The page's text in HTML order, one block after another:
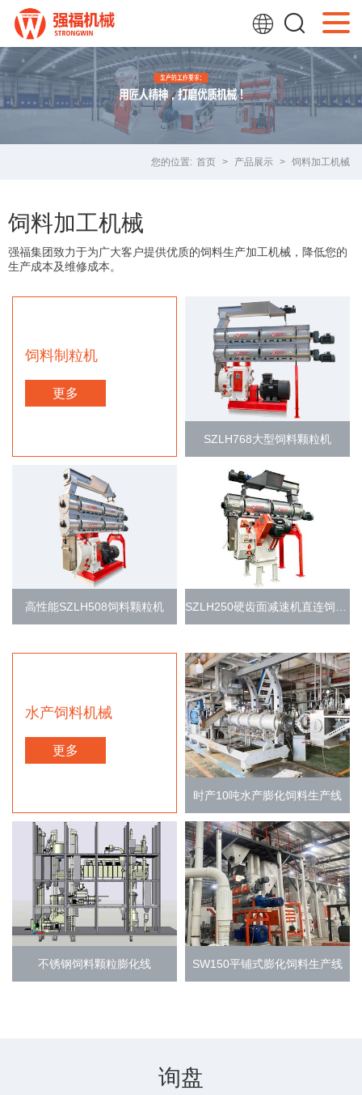
您的位置: 首页 > 产品展示 > 饲料加工机械
饲料加工机械
强福集团致力于为广大客户提供优质的饲料生产加工机械，降低您的
生产成本及维修成本。
饲料制粒机
更多
SZLH768大型饲料颗粒机
高性能SZLH508饲料颗粒机 SZLH250硬齿面减速机直连饲料环模颗粒机
水产饲料机械
更多
时产10吨水产膨化饲料生产线
不锈钢饲料颗粒膨化线 SW150平铺式膨化饲料生产线
询盘